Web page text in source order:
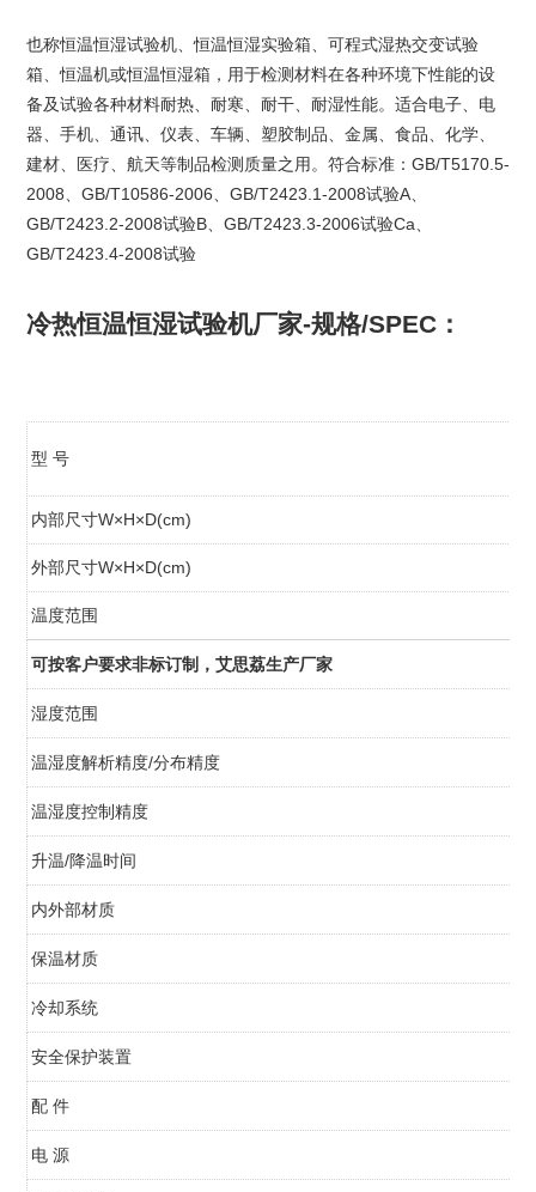
也称恒温恒湿试验机、恒温恒湿实验箱、可程式湿热交变试验
箱、恒温机或恒温恒湿箱，用于检测材料在各种环境下性能的设
备及试验各种材料耐热、耐寒、耐干、耐湿性能。适合电子、电
器、手机、通讯、仪表、车辆、塑胶制品、金属、食品、化学、
建材、医疗、航天等制品检测质量之用。符合标准：GB/T5170.5-
2008、GB/T10586-2006、GB/T2423.1-2008试验A、
GB/T2423.2-2008试验B、GB/T2423.3-2006试验Ca、
GB/T2423.4-2008试验
冷热恒温恒湿试验机厂家-规格/SPEC：
型 号
内部尺寸W×H×D(cm)
外部尺寸W×H×D(cm)
温度范围
可按客户要求非标订制，艾思荔生产厂家
湿度范围
温湿度解析精度/分布精度
温湿度控制精度
升温/降温时间
内外部材质
保温材质
冷却系统
安全保护装置
配 件
电 源